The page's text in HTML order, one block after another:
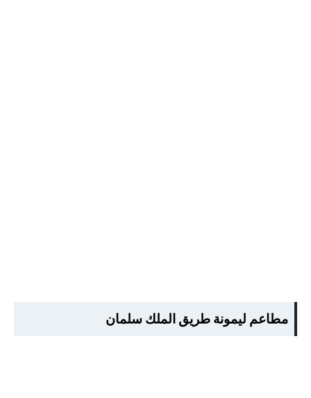
مطاعم ليمونة طريق الملك سلمان